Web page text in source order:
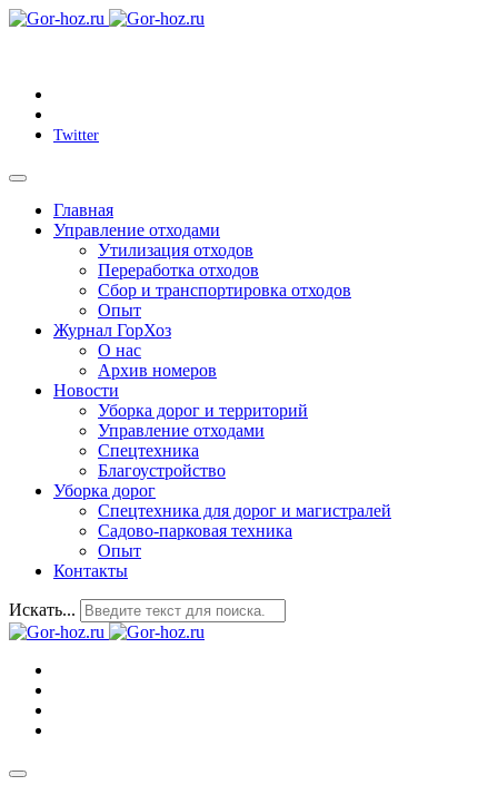
Twitter
Главная
Управление отходами
Утилизация отходов
Переработка отходов
Сбор и транспортировка отходов
Опыт
Журнал ГорХоз
О нас
Архив номеров
Новости
Уборка дорог и территорий
Управление отходами
Спецтехника
Благоустройство
Уборка дорог
Спецтехника для дорог и магистралей
Садово-парковая техника
Опыт
Контакты
Искать...